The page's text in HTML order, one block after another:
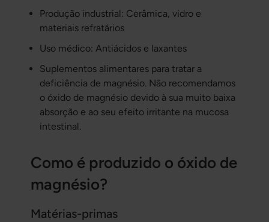
Produção industrial: Cerâmica, vidro e
materiais refratários
Uso médico: Antiácidos e laxantes
Suplementos alimentares para tratar a
deficiência de magnésio. Não recomendamos
o óxido de magnésio devido à sua muito baixa
absorção e ao seu efeito irritante na mucosa
intestinal.
Como é produzido o óxido de
magnésio?
Matérias-primas